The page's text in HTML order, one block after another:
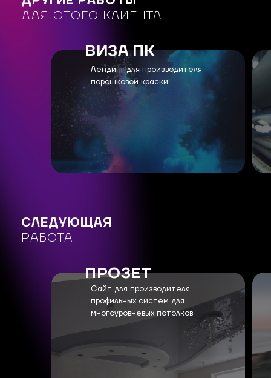
ДЛЯ ЭТОГО КЛИЕНТА
ВИЗА ПК
Лендинг для производителя
порошковой краски
СЛЕДУЮЩАЯ
РАБОТА
ПРОЗЕТ
Сайт для производителя
профильных систем для
многоуровневых потолков